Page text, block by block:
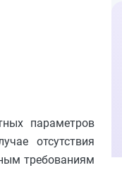
параметров
отсутствия
требованиям